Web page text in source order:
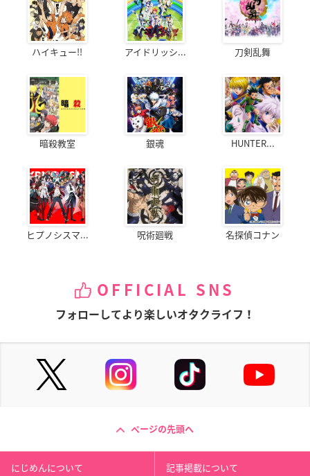
ハイキュー!! アイドリッシ... 刀剣乱舞
暗殺教室 銀魂 HUNTER...
ヒプノシスマ... 呪術廻戦 名探偵コナン
OFFICIAL SNS
フォローしてより楽しいオタクライフ！
ページの先頭へ
にじめんについて 記事掲載について